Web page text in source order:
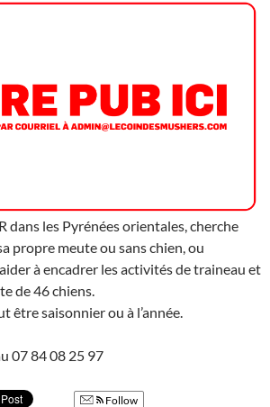
dans les Pyrénées orientales, cherche
propre meute ou sans chien, ou
à encadrer les activités de traineau et
de 46 chiens.
être saisonnier ou à l’année.
07 84 08 25 97
Follow